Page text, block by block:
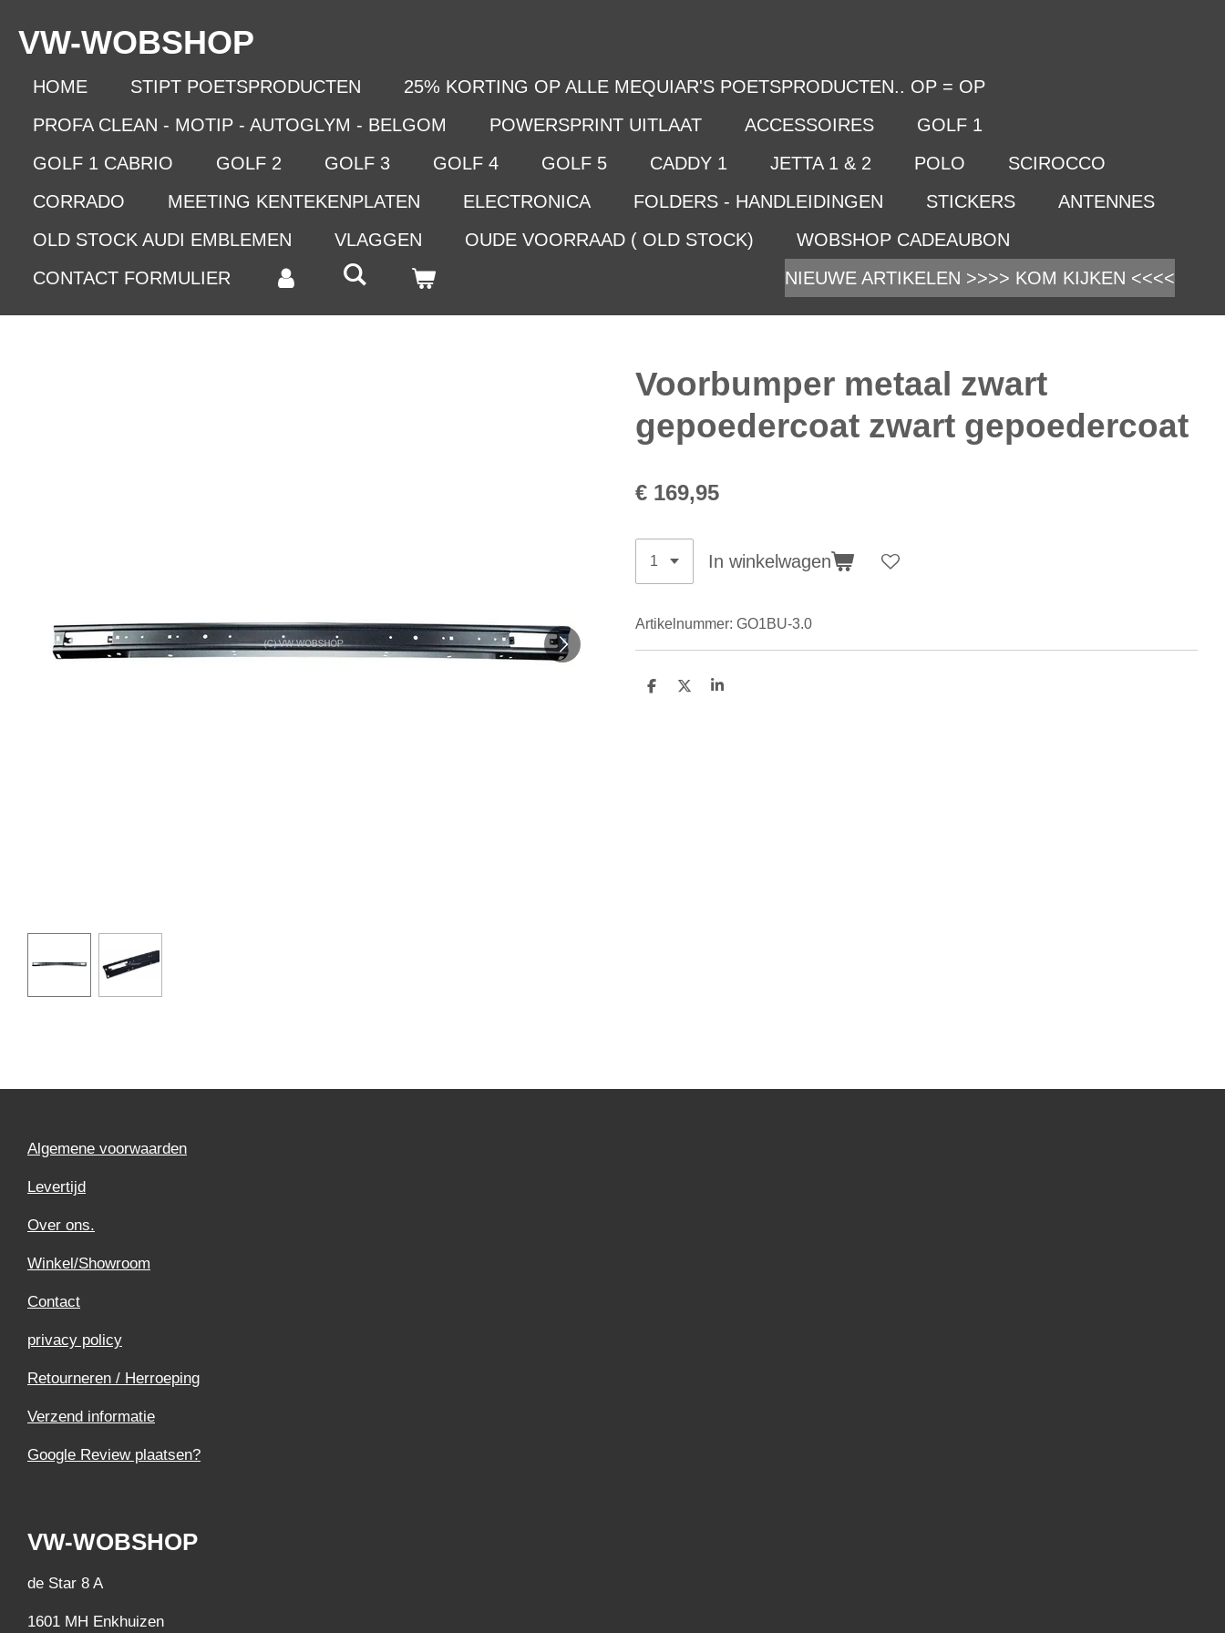
direct
VW-WOBSHOP
HOME STIPT POETSPRODUCTEN
25% KORTING OP ALLE MEQUIAR'S POETSPRODUCTEN.. OP = OP
PROFA CLEAN - MOTIP - AUTOGLYM - BELGOM
POWERSPRINT UITLAAT ACCESSOIRES
GOLF 1
GOLF 1 CABRIO
GOLF 2 GOLF 3 GOLF 4 GOLF 5 CADDY 1 JETTA 1 & 2 POLO
SCIROCCO
CORRADO
MEETING KENTEKENPLATEN ELECTRONICA FOLDERS - HANDLEIDINGEN STICKERS
ANTENNES
OLD STOCK AUDI EMBLEMEN
VLAGGEN OUDE VOORRAAD ( OLD STOCK)
WOBSHOP CADEAUBON
CONTACT FORMULIER
NIEUWE ARTIKELEN >>>> KOM KIJKEN <<<<
Voorbumper metaal zwart
gepoedercoat zwart gepoedercoat
€ 169,95
In winkelwagen
Artikelnummer: GO1BU-3.0
D
D
S
Algemene voorwaarden
Levertijd
Over ons.
Winkel/Showroom
Contact
privacy policy
Retourneren / Herroeping
Verzend informatie
Google Review plaatsen?
VW-WOBSHOP
de Star 8 A
1601 MH Enkhuizen